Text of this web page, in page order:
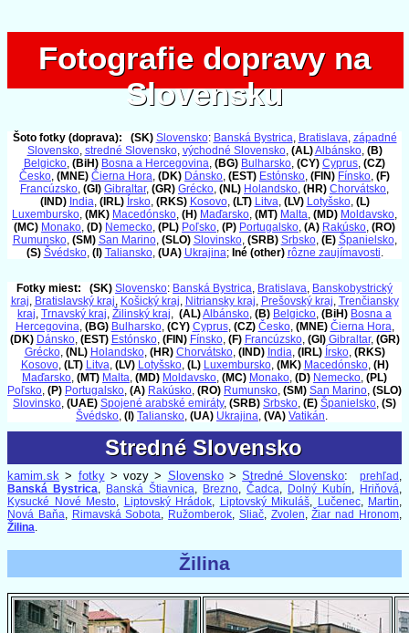
Fotografie dopravy na
Slovensku
Fotografie dopravy na
Slovensku
Šoto fotky (doprava): (SK) Slovensko: Banská Bystrica, Bratislava, západné
Slovensko, stredné Slovensko, východné Slovensko, (AL)Albánsko, (B)
Belgicko, (BiH) Bosna a Hercegovina, (BG) Bulharsko, (CY) Cyprus, (CZ)
Česko, (MNE) Čierna Hora, (DK) Dánsko, (EST) Estónsko, (FIN) Fínsko, (F)
Francúzsko, (GI) Gibraltar, (GR) Grécko, (NL) Holandsko, (HR) Chorvátsko,
(IND) India, (IRL) Írsko, (RKS) Kosovo, (LT) Litva, (LV) Lotyšsko, (L)
Luxembursko, (MK) Macedónsko, (H) Maďarsko, (MT) Malta, (MD) Moldavsko,
(MC) Monako, (D) Nemecko, (PL) Poľsko, (P) Portugalsko, (A) Rakúsko, (RO)
Rumunsko, (SM) San Marino, (SLO) Slovinsko, (SRB) Srbsko, (E) Španielsko,
(S) Švédsko, (I) Taliansko, (UA) Ukrajina; Iné (other) rôzne zaujímavosti.
Fotky miest: (SK) Slovensko: Banská Bystrica, Bratislava, Banskobystrický
kraj, Bratislavský kraj, Košický kraj, Nitriansky kraj, Prešovský kraj, Trenčiansky
kraj, Trnavský kraj, Žilinský kraj, (AL)Albánsko, (B) Belgicko, (BiH) Bosna a
Hercegovina, (BG) Bulharsko, (CY) Cyprus, (CZ) Česko, (MNE) Čierna Hora,
(DK) Dánsko, (EST) Estónsko, (FIN) Fínsko, (F) Francúzsko, (GI) Gibraltar, (GR)
Grécko, (NL) Holandsko, (HR) Chorvátsko, (IND) India, (IRL) Írsko, (RKS)
Kosovo, (LT) Litva, (LV) Lotyšsko, (L) Luxembursko, (MK) Macedónsko, (H)
Maďarsko, (MT) Malta, (MD) Moldavsko, (MC) Monako, (D) Nemecko, (PL)
Poľsko, (P) Portugalsko, (A) Rakúsko, (RO) Rumunsko, (SM) San Marino, (SLO)
Slovinsko, (UAE) Spojené arabské emiráty, (SRB) Srbsko, (E) Španielsko, (S)
Švédsko, (I) Taliansko, (UA) Ukrajina, (VA) Vatikán.
Stredné Slovensko
Stredné Slovensko
kamim.sk > fotky> vozy > Slovensko>Stredné Slovensko: prehľad ,
Banská Bystrica, Banská Štiavnica, Brezno, Čadca, Dolný Kubín, Hriňová,
Kysucké Nové Mesto, Liptovský Hrádok, Liptovský Mikuláš, Lučenec, Martin,
Nová Baňa, Rimavská Sobota, Ružomberok, Sliač, Zvolen,Žiar nad Hronom,
Žilina.
Žilina